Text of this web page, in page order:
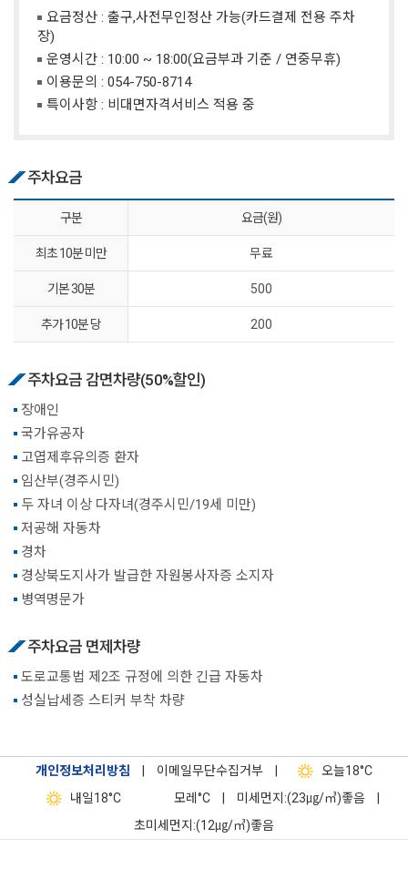
요금정산 : 출구,사전무인정산 가능(카드결제 전용 주차
장)
운영시간 : 10:00 ~ 18:00(요금부과 기준 / 연중무휴)
이용문의 : 054-750-8714
특이사항 : 비대면자격서비스 적용 중
주차요금
구분 요금(원)
최초 10분 미만 무료
기본 30분 500
추가 10분 당 200
주차요금 감면차량(50%할인)
장애인
국가유공자
고엽제후유의증 환자
임산부(경주시민)
두 자녀 이상 다자녀(경주시민/19세 미만)
저공해 자동차
경차
경상북도지사가 발급한 자원봉사자증 소지자
병역명문가
주차요금 면제차량
도로교통법 제2조 규정에 의한 긴급 자동차
성실납세증 스티커 부착 차량
개인정보처리방침 이메일무단수집거부 오늘18°C
내일18°C 모레 °C 미세먼지:(23㎍/㎥)좋음
초미세먼지:(12㎍/㎥)좋음